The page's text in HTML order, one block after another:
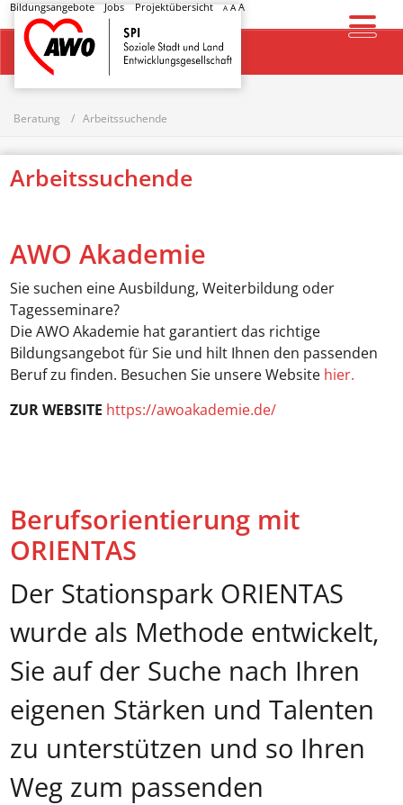
Bildungsangebote Jobs Projektübersicht A AA
Startseite
Beratung Arbeitssuchende
Arbeitssuchende
AWO Akademie
Sie suchen eine Ausbildung, Weiterbildung oder
Tagesseminare?
Die AWO Akademie hat garantiert das richtige
Bildungsangebot für Sie und hilt Ihnen den passenden
Beruf zu finden. Besuchen Sie unsere Website hier.
ZUR WEBSITE https://awoakademie.de/
Berufsorientierung mit
ORIENTAS
Der Stationspark ORIENTAS
wurde als Methode entwickelt,
Sie auf der Suche nach Ihren
eigenen Stärken und Talenten
zu unterstützen und so Ihren
Weg zum passenden